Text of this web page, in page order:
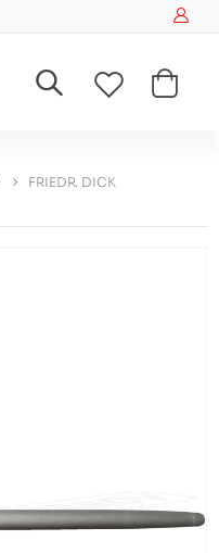
FRIEDR. DICK